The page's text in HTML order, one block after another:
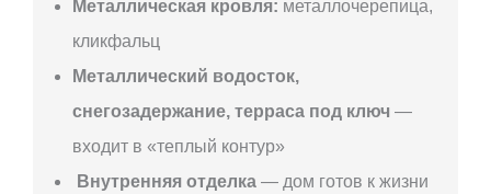
Металлическая кровля: металлочерепица,
кликфальц
Металлический водосток,
снегозадержание, терраса под ключ —
входит в «теплый контур»
Внутренняя отделка — дом готов к жизни